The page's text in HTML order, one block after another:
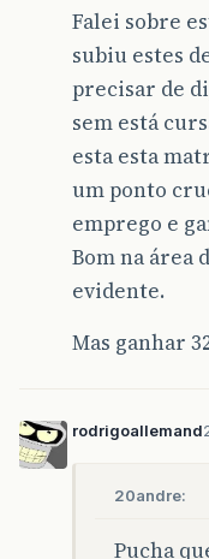
Falei sobre
subiu estes
precisar de
sem está
esta esta
um ponto
emprego e
Bom na área
evidente.
Mas ganhar
rodrigoallemand
20andre:
Pucha